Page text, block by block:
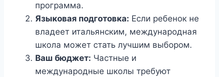
программа.
Языковая подготовка: Если ребенок не
владеет итальянским, международная
школа может стать лучшим выбором.
Ваш бюджет: Частные и
международные школы требуют